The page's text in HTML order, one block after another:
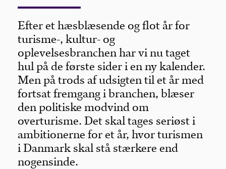
Efter et hæsblæsende og flot år for
turisme-, kultur- og
oplevelsesbranchen har vi nu taget
hul på de første sider i en ny kalender.
Men på trods af udsigten til et år med
fortsat fremgang i branchen, blæser
den politiske modvind om
overturisme. Det skal tages seriøst i
ambitionerne for et år, hvor turismen
i Danmark skal stå stærkere end
nogensinde.